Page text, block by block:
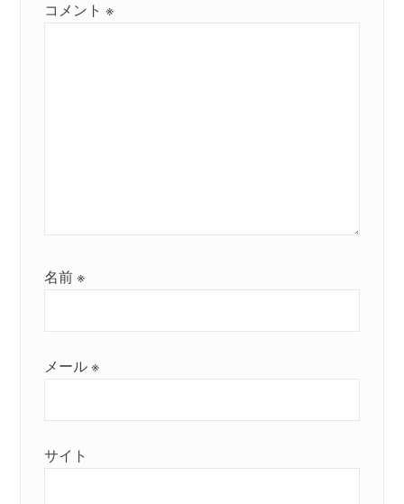
コメント※
名前※
メール※
サイト